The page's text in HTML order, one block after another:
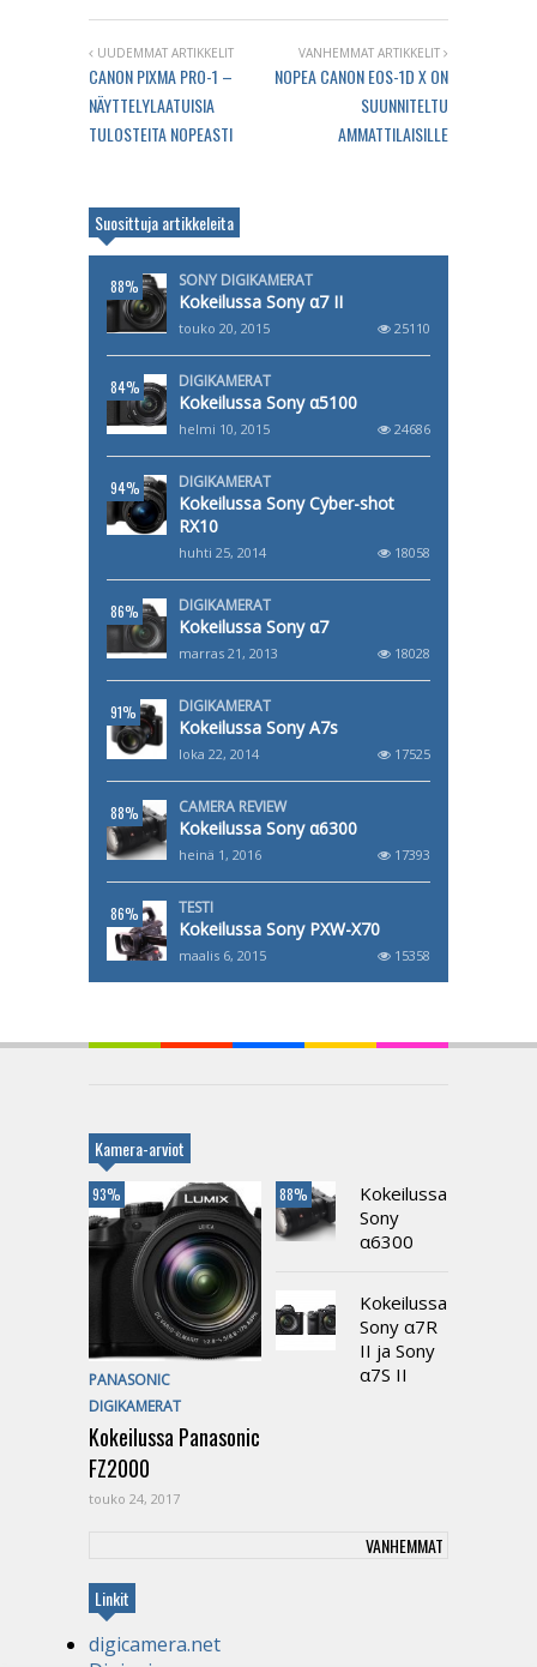
UUDEMMAT ARTIKKELIT
CANON PIXMA PRO-1 –
NÄYTTELYLA​ATUISIA
TULOSTEITA NOPEASTI
VANHEMMAT ARTIKKELIT
NOPEA CANON EOS-1D X ON
SUUNNITELTU
AMMATTILAISILLE
Suosittuja artikkeleita
88% SONY DIGIKAMERAT
Kokeilussa Sony α7 II
touko 20, 2015 25110
84% DIGIKAMERAT
Kokeilussa Sony α5100
helmi 10, 2015 24686
94% DIGIKAMERAT
Kokeilussa Sony Cyber-shot
RX10
huhti 25, 2014 18058
86% DIGIKAMERAT
Kokeilussa Sony α7
marras 21, 2013 18028
91% DIGIKAMERAT
Kokeilussa Sony A7s
loka 22, 2014 17525
88% CAMERA REVIEW
Kokeilussa Sony α6300
heinä 1, 2016 17393
86% TESTI
Kokeilussa Sony PXW-X70
maalis 6, 2015 15358
Kamera-arviot
93%
PANASONIC
DIGIKAMERAT
Kokeilussa Panasonic
FZ2000
touko 24, 2017
88%
Kokeilussa
Sony
α6300
Kokeilussa
Sony α7R
II ja Sony
α7S II
VANHEMMAT
Linkit
digicamera.net